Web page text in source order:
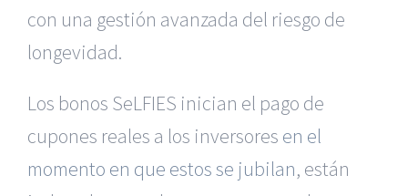
con una gestión avanzada del riesgo de
longevidad.
Los bonos SeLFIES inician el pago de
cupones reales a los inversores en el
momento en que estos se jubilan, están